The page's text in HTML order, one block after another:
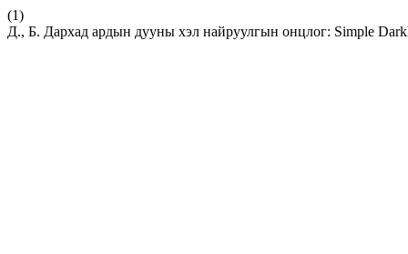
(1)
Д., Б. Дархад ардын дууны хэл найруулгын онцлог: Simple